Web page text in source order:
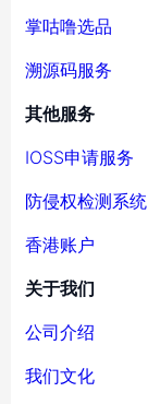
掌咕噜选品
溯源码服务
其他服务
IOSS申请服务
防侵权检测系统
香港账户
关于我们
公司介绍
我们文化